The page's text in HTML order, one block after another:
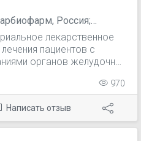
Россия;
Н. А. Семашко, Россия;
Россия; ОАО
Борисовский завод
Беларусь
лекарственное
пациентов с
органов желудочно-
бациллярная
лямблиоз,
пищевых
инфекция, в том числе
970
Написать отзыв